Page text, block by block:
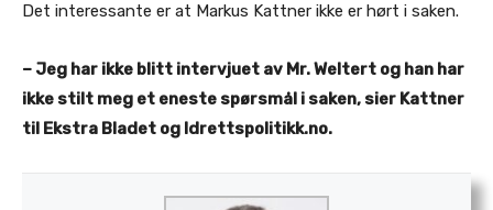
Det interessante er at Markus Kattner ikke er hørt i saken.
– Jeg har ikke blitt intervjuet av Mr. Weltert og han har
ikke stilt meg et eneste spørsmål i saken, sier Kattner
til Ekstra Bladet og Idrettspolitikk.no.